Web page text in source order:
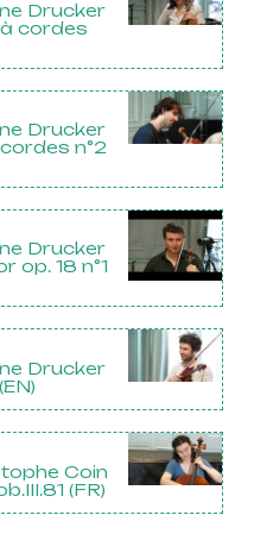
Drucker
cordes
Drucker
n°2
Drucker
op. 18 n°1
Drucker
Coin
(FR)